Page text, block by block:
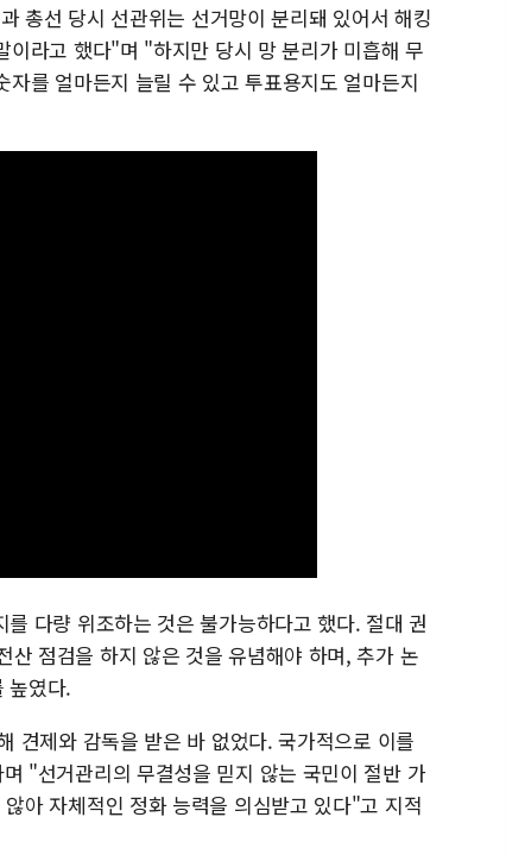
총선 당시 선관위는 선거망이 분리돼 있어서 해킹
이라고 했다"며 "하지만 당시 망 분리가 미흡해 무
를 얼마든지 늘릴 수 있고 투표용지도 얼마든지
다량 위조하는 것은 불가능하다고 했다. 절대 권
산 점검을 하지 않은 것을 유념해야 하며, 추가 논
높였다.
견제와 감독을 받은 바 없었다. 국가적으로 이를
"선거관리의 무결성을 믿지 않는 국민이 절반 가
아 자체적인 정화 능력을 의심받고 있다"고 지적